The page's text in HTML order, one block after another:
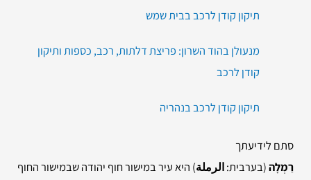
תיקון קודן לרכב בבית שמש
מנעולן בהוד השרון: פריצת דלתות, רכב, כספות ותיקון
קודן לרכב
תיקון קודן לרכב בנהריה
סתם לידיעתך
רַמְלָה(בערבית:الرملة) היא עיר במישור חוף יהודה שבמישור החוף